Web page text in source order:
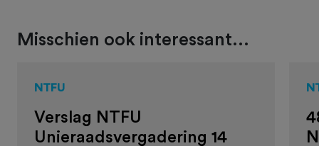
Misschien ook interessant...
NTFU
Verslag NTFU
Unieraadsvergadering 14